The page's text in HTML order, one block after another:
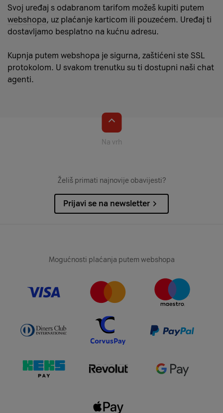
Svoj uređaj s odabranom tarifom možeš kupiti putem
webshopa, uz plaćanje karticom ili pouzećem. Uređaj ti
dostavljamo besplatno na kućnu adresu.
Kupnja putem webshopa je sigurna, zaštićeni ste SSL
protokolom. U svakom trenutku su ti dostupni naši chat
agenti.
Na vrh
Želiš primati najnovije obavijesti?
Prijavi se na newsletter
Mogućnosti plaćanja putem webshopa